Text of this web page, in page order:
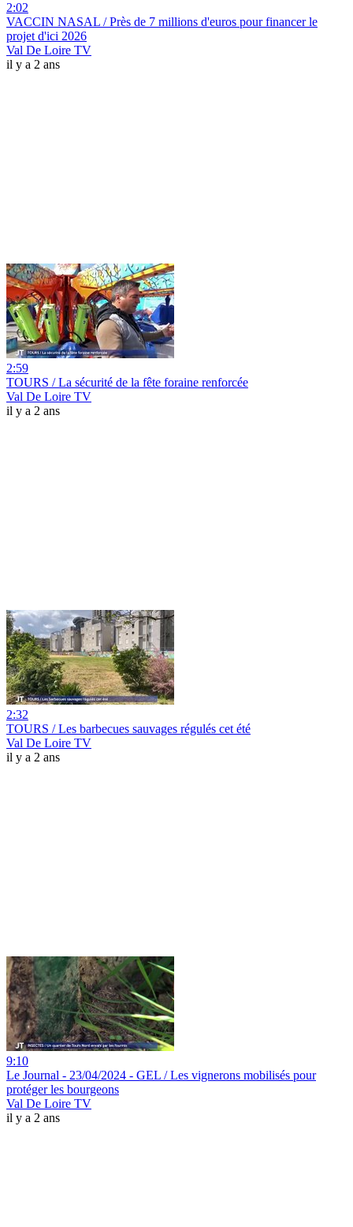
2:02
VACCIN NASAL / Près de 7 millions d'euros pour financer le
projet d'ici 2026
Val De Loire TV
il y a 2 ans
2:59
TOURS / La sécurité de la fête foraine renforcée
Val De Loire TV
il y a 2 ans
2:32
TOURS / Les barbecues sauvages régulés cet été
Val De Loire TV
il y a 2 ans
9:10
Le Journal - 23/04/2024 - GEL / Les vignerons mobilisés pour
protéger les bourgeons
Val De Loire TV
il y a 2 ans